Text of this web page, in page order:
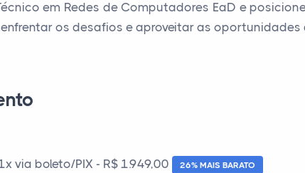
em Redes de Computadores EaD e
os desafios e aproveitar as oportunidades
via boleto/PIX - R$ 1.949,00 26% MAIS BARATO